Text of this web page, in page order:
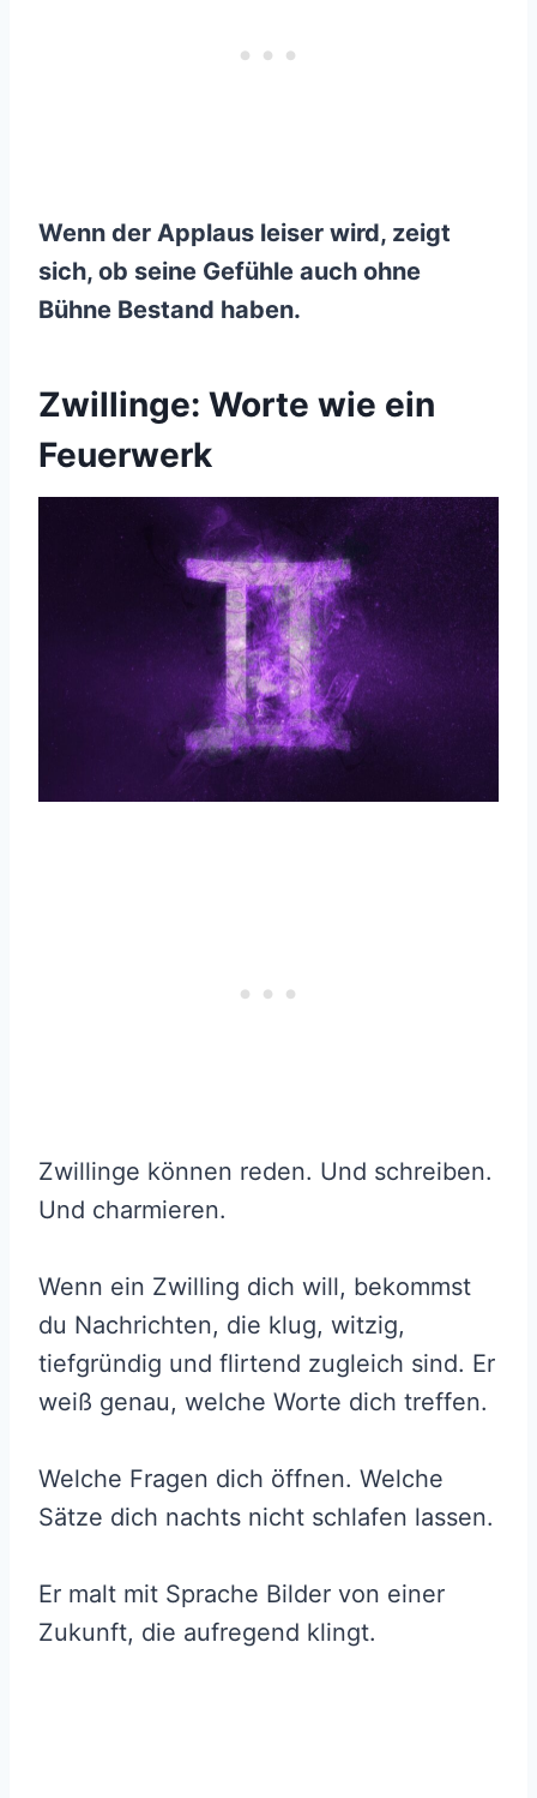
Wenn der Applaus leiser wird, zeigt
sich, ob seine Gefühle auch ohne
Bühne Bestand haben.
Zwillinge: Worte wie ein
Feuerwerk
Zwillinge können reden. Und schreiben.
Und charmieren.
Wenn ein Zwilling dich will, bekommst
du Nachrichten, die klug, witzig,
tiefgründig und flirtend zugleich sind. Er
weiß genau, welche Worte dich treffen.
Welche Fragen dich öffnen. Welche
Sätze dich nachts nicht schlafen lassen.
Er malt mit Sprache Bilder von einer
Zukunft, die aufregend klingt.